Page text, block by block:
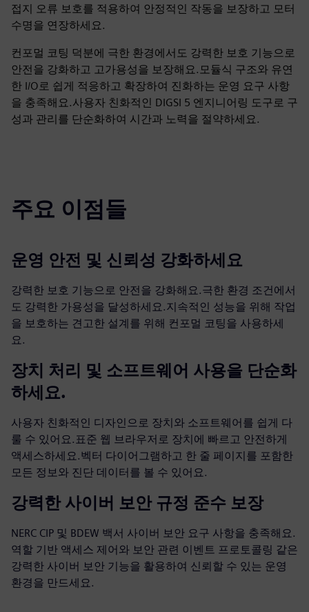
접지 오류 보호를 적용하여 안정적인 작동을 보장하고 모터
수명을 연장하세요.
컨포멀 코팅 덕분에 극한 환경에서도 강력한 보호 기능으로
안전을 강화하고 고가용성을 보장해요.모듈식 구조와 유연
한 I/O로 쉽게 적응하고 확장하여 진화하는 운영 요구 사항
을 충족해요.사용자 친화적인 DIGSI 5 엔지니어링 도구로 구
성과 관리를 단순화하여 시간과 노력을 절약하세요.
주요 이점들
운영 안전 및 신뢰성 강화하세요
강력한 보호 기능으로 안전을 강화해요.극한 환경 조건에서
도 강력한 가용성을 달성하세요.지속적인 성능을 위해 작업
을 보호하는 견고한 설계를 위해 컨포멀 코팅을 사용하세
요.
장치 처리 및 소프트웨어 사용을 단순화
하세요.
사용자 친화적인 디자인으로 장치와 소프트웨어를 쉽게 다
룰 수 있어요.표준 웹 브라우저로 장치에 빠르고 안전하게
액세스하세요.벡터 다이어그램하고 한 줄 페이지를 포함한
모든 정보와 진단 데이터를 볼 수 있어요.
강력한 사이버 보안 규정 준수 보장
NERC CIP 및 BDEW 백서 사이버 보안 요구 사항을 충족해요.
역할 기반 액세스 제어와 보안 관련 이벤트 프로토콜링 같은
강력한 사이버 보안 기능을 활용하여 신뢰할 수 있는 운영
환경을 만드세요.